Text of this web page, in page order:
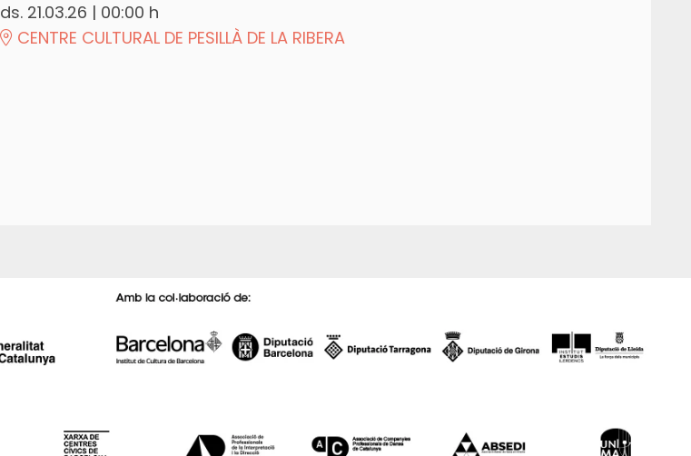
ds. 21.03.26 | 00:00 h
CENTRE CULTURAL DE PESILLÀ DE LA RIBERA